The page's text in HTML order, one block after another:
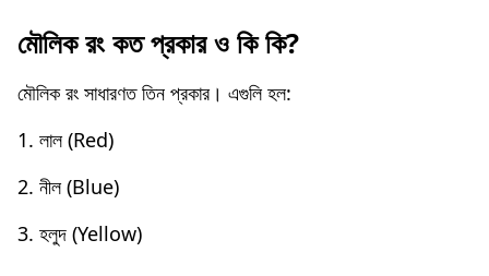
মৌলিক রং কত প্রকার ও কি কি?
মৌলিক রং সাধারণত তিন প্রকার। এগুলি হল:
1. লাল (Red)
2. নীল (Blue)
3. হলুদ (Yellow)